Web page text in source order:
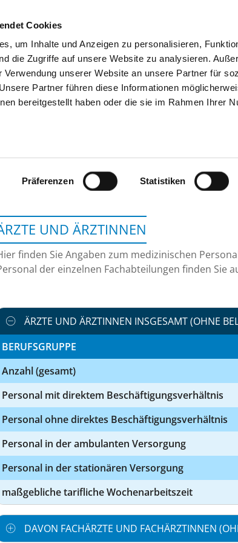
Cookies
um Inhalte und Anzeigen zu personalisieren,
die Zugriffe auf unsere Website zu analysieren.
Verwendung unserer Website an unsere Partner für
Partner führen diese Informationen
bereitgestellt haben oder die sie im Rahmen Ihrer
Präferenzen Statistiken
SUCHEN TIPPS & HILFE
UND ÄRZTINNEN
finden Sie Angaben zum medizinischen
der einzelnen Fachabteilungen finden Sie
ÄRZTE UND ÄRZTINNEN INSGESAMT (OHNE
BERUFSGRUPPE
Anzahl (gesamt)
Personal mit direktem Beschäftigungsverhältnis
Personal ohne direktes Beschäftigungsverhältnis
Personal in der ambulanten Versorgung
Personal in der stationären Versorgung
maßgebliche tarifliche Wochenarbeitszeit
DAVON FACHÄRZTE UND FACHÄRZTINNEN